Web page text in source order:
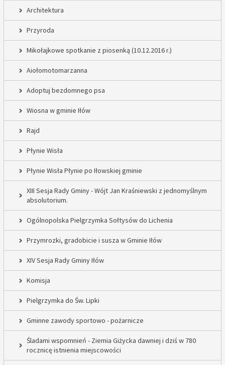
Architektura
Przyroda
Mikołajkowe spotkanie z piosenką (10.12.2016 r.)
Aiołomotomarzanna
Adoptuj bezdomnego psa
Wiosna w gminie Iłów
Rajd
Płynie Wisła
Płynie Wisła Płynie po Iłowskiej gminie
XIII Sesja Rady Gminy - Wójt Jan Kraśniewski z jednomyślnym
absolutorium.
Ogólnopolska Pielgrzymka Sołtysów do Lichenia
Przymrozki, gradobicie i susza w Gminie Iłów
XIV Sesja Rady Gminy Iłów
Komisja
Pielgrzymka do Św. Lipki
Gminne zawody sportowo - pożarnicze
Śladami wspomnień - Ziemia Giżycka dawniej i dziś w 780
rocznicę istnienia miejscowości